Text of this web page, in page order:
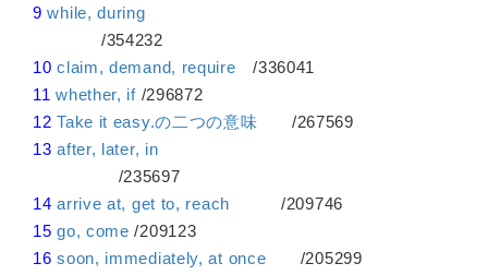
9 while, during
/354232
10 claim, demand, require /336041
11 whether, if/296872
12 Take it easy.の二つの意味 /267569
13 after, later, in
/235697
14 arrive at, get to, reach /209746
15 go, come /209123
16 soon, immediately, at once /205299